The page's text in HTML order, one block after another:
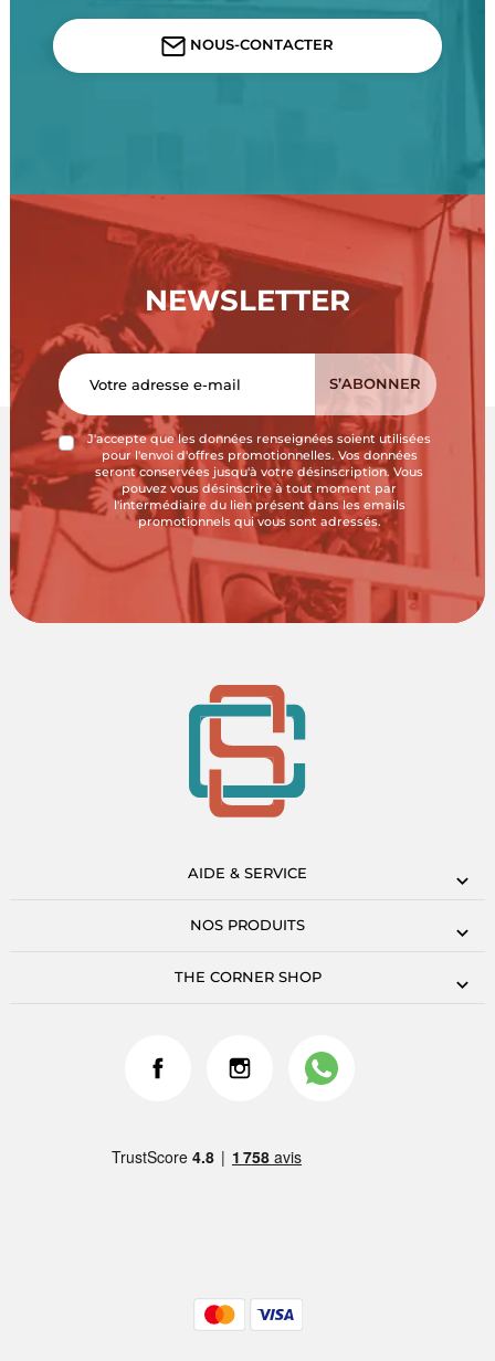
NOUS-CONTACTER
NEWSLETTER
J'accepte que les données renseignées soient utilisées
pour l'envoi d'offres promotionnelles. Vos données
seront conservées jusqu'à votre désinscription. Vous
pouvez vous désinscrire à tout moment par
l'intermédiaire du lien présent dans les emails
promotionnels qui vous sont adressés.
AIDE & SERVICE
NOS PRODUITS
THE CORNER SHOP